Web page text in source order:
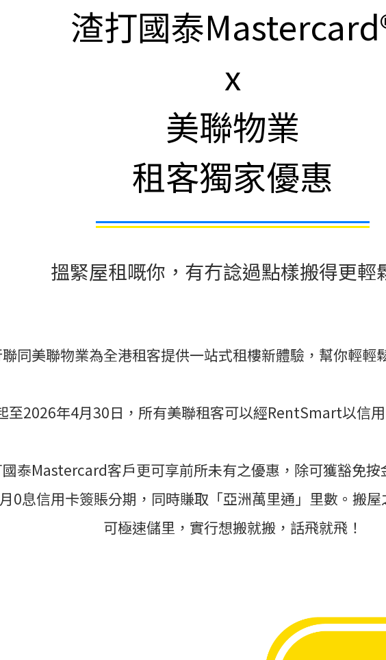
渣打國泰
x
美聯物業
租客獨家優惠
搵緊屋租嘅你，有冇諗過點樣搬得更輕
同美聯物業為全港租客提供一站式租樓新體驗，幫你輕輕
至2026年4月30日，所有美聯租客可以經RentSmart以信
泰Mastercard客戶更可享前所未有之優惠，除可獲豁免
0息信用卡簽賬分期，同時賺取「亞洲萬里通」里數。搬
可極速儲里，實行想搬就搬，話飛就飛！